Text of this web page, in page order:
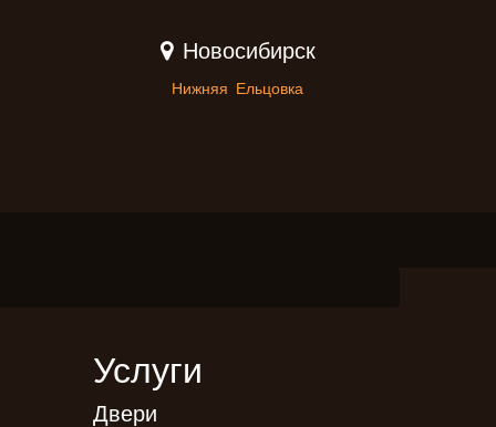
Новосибирск
Нижняя Ельцовка
Услуги
Двери